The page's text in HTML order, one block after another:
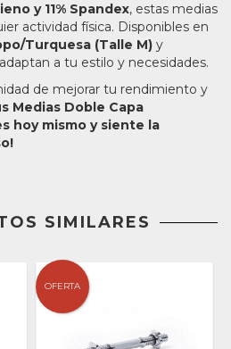
y 11% Spandex, estas medias
actividad física. Disponibles en
Turquesa (Talle M) y
a tu estilo y necesidades.
de mejorar tu rendimiento y
Medias Doble Capa
hoy mismo y siente la
SIMILARES
OFERTA